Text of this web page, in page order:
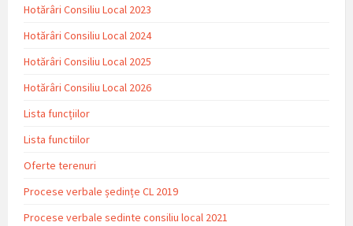
Hotărâri Consiliu Local 2023
Hotărâri Consiliu Local 2024
Hotărâri Consiliu Local 2025
Hotărâri Consiliu Local 2026
Lista funcțiilor
Lista functiilor
Oferte terenuri
Procese verbale ședințe CL 2019
Procese verbale sedinte consiliu local 2021